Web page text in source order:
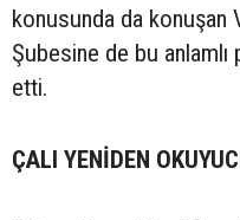
konusunda da konuşan
Şubesine de bu
etti.
ÇALI YENİDEN